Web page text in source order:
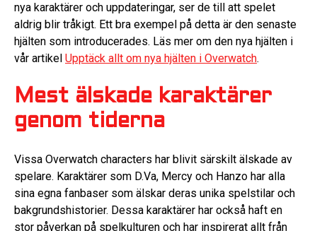
nya karaktärer och uppdateringar, ser de till att spelet
aldrig blir tråkigt. Ett bra exempel på detta är den senaste
hjälten som introducerades. Läs mer om den nya hjälten i
vår artikel Upptäck allt om nya hjälten i Overwatch.
Mest älskade karaktärer
genom tiderna
Vissa Overwatch characters har blivit särskilt älskade av
spelare. Karaktärer som D.Va, Mercy och Hanzo har alla
sina egna fanbaser som älskar deras unika spelstilar och
bakgrundshistorier. Dessa karaktärer har också haft en
stor påverkan på spelkulturen och har inspirerat allt från